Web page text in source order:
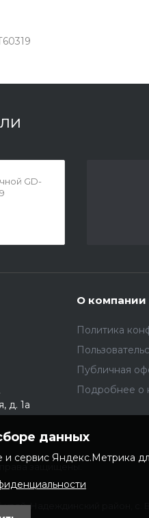
GD-
д. 1а
О компании
Политика
Публичная
Подробнее о
защищены.
Надеждинский район, с.
данных
сервис Яндекс.Метрика